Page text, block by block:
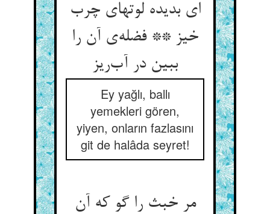
ای بدیده لوتهای چرب
خیز ** فضله‌ی آن را
ببین در آب‌ریز
Ey yağlı, ballı
yemekleri gören,
yiyen, onların fazlasını
git de halâda seyret!
مر خبث را گو که آن